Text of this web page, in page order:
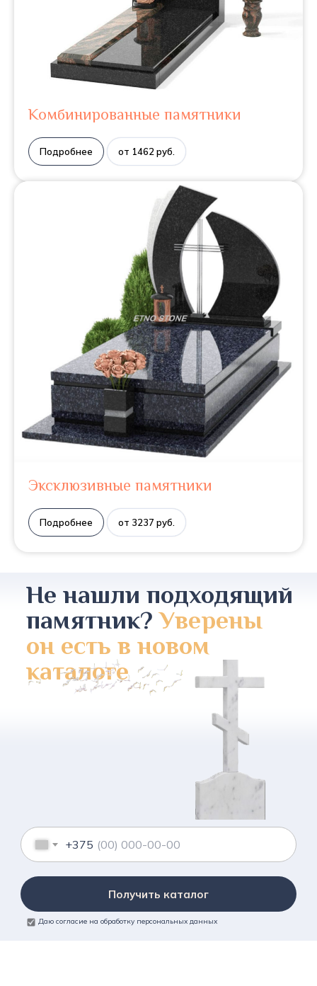
Комбинированные памятники
Подробнее от 1462 руб.
Эксклюзивные памятники
Подробнее от 3237 руб.
Не нашли подходящий
памятник?Уверены
он есть в новом
каталоге
+375
Получить каталог
Даю согласие на обработку персональных данных